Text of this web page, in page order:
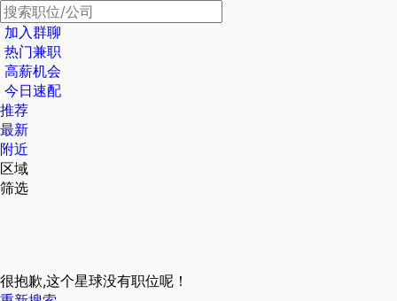
加入群聊
热门兼职
高薪机会
今日速配
推荐
最新
附近
区域
筛选
很抱歉,这个星球没有职位呢！